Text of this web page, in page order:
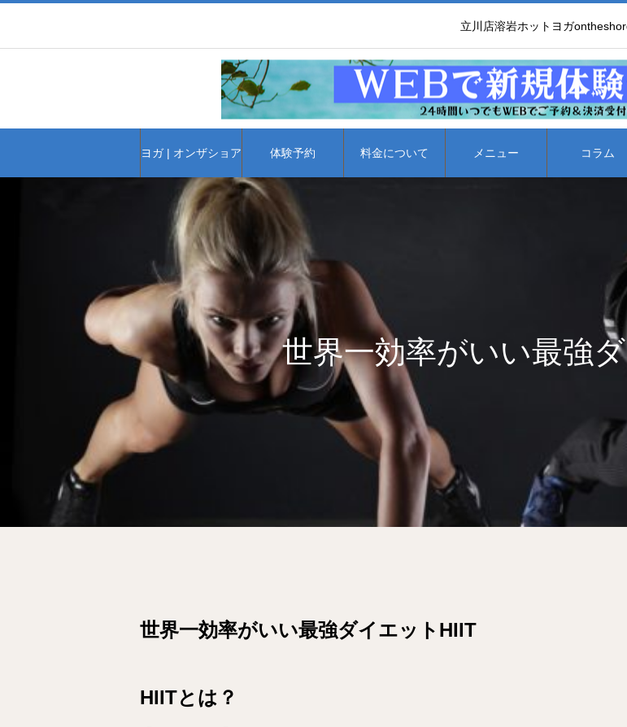
立川店溶岩ホットヨガ
ヨガ | オンザショア 体験予約 料金について メニュー コラム
世界一効率がいい最強
世界一効率がいい最強ダイエットHIIT
HIITとは？